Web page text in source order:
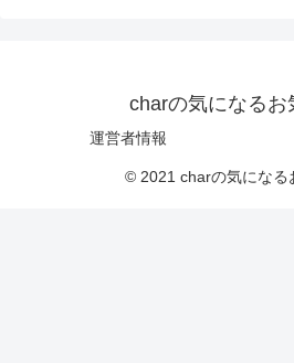
charの気になるお
運営者情報
© 2021 charの気になる